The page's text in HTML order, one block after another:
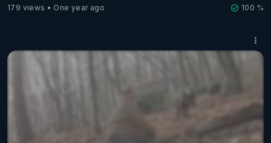
179 views One year ago 100 %